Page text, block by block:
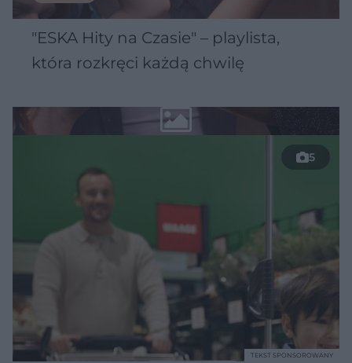
"ESKA Hity na Czasie" – playlista,
która rozkręci każdą chwilę
5
TEKST SPONSOROWANY